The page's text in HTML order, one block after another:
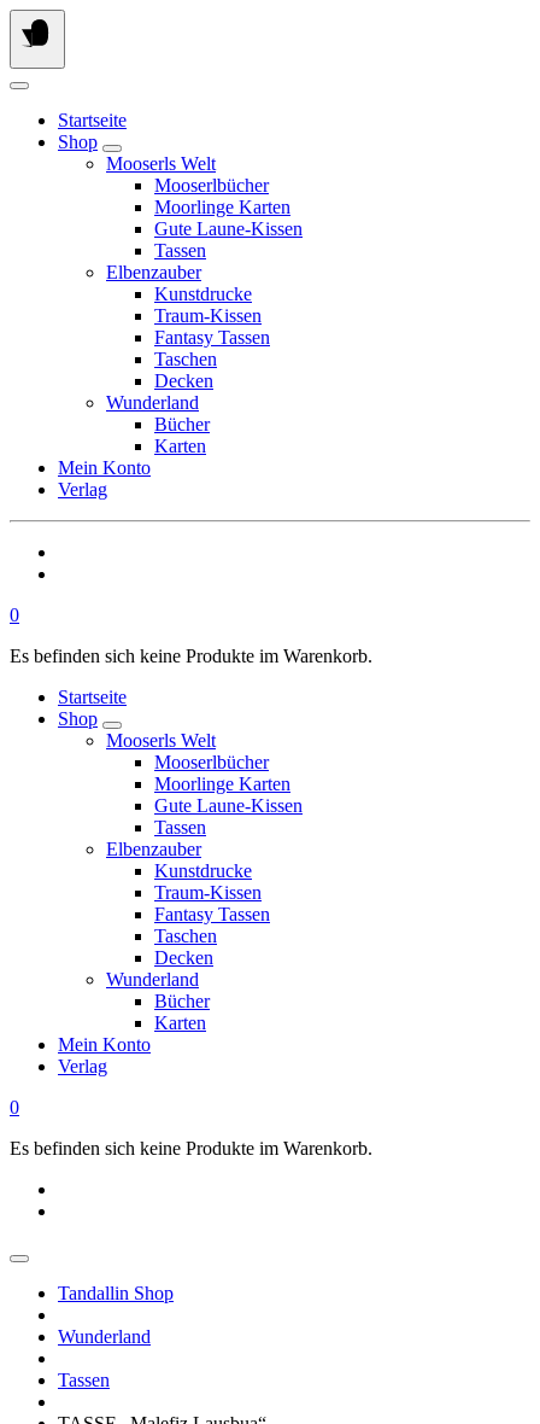
Springe
zum
Inhalt
Startseite
Shop
Mooserls Welt
Mooserlbücher
Moorlinge Karten
Gute Laune-Kissen
Tassen
Elbenzauber
Kunstdrucke
Traum-Kissen
Fantasy Tassen
Taschen
Decken
Wunderland
Bücher
Karten
Mein Konto
Verlag
0
Es befinden sich keine Produkte im Warenkorb.
Startseite
Shop
Mooserls Welt
Mooserlbücher
Moorlinge Karten
Gute Laune-Kissen
Tassen
Elbenzauber
Kunstdrucke
Traum-Kissen
Fantasy Tassen
Taschen
Decken
Wunderland
Bücher
Karten
Mein Konto
Verlag
0
Es befinden sich keine Produkte im Warenkorb.
Tandallin Shop
Wunderland
Tassen